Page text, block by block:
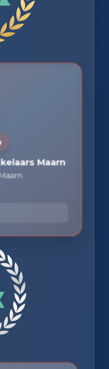
Maarn